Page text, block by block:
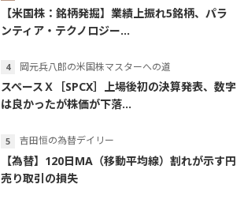
【米国株：銘柄発掘】業績上振れ5銘柄、パラ
ンティア・テクノロジー...
岡元兵八郎の米国株マスターへの道
スペースＸ［SPCX］上場後初の決算発表、数字
は良かったが株価が下落...
吉田恒の為替デイリー
【為替】120日MA（移動平均線）割れが示す円
売り取引の損失